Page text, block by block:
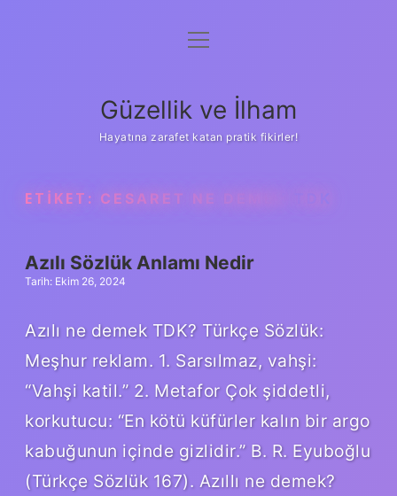
Anasayfa
Yasal Uyarı
menüyü
Güzellik ve İlham
Hayatına zarafet katan pratik fikirler!
ETIKET: CESARET NE DEMEK TDK
Azılı Sözlük Anlamı Nedir
Tarih: Ekim 26, 2024
Azılı ne demek TDK? Türkçe Sözlük:
Meşhur reklam. 1. Sarsılmaz, vahşi:
“Vahşi katil.” 2. Metafor Çok şiddetli,
korkutucu: “En kötü küfürler kalın bir argo
kabuğunun içinde gizlidir.” B. R. Eyuboğlu
(Türkçe Sözlük 167). Azıllı ne demek?